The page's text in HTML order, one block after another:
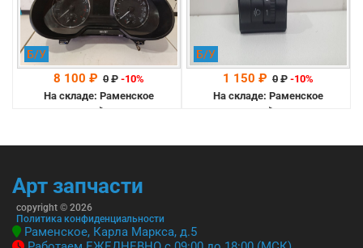
Б/У
8 100 ₽ 0 ₽ -10%
На складе: Раменское
-->
Б/У
1 150 ₽ 0 ₽ -10%
На складе: Раменское
-->
Арт запчасти
copyright © 2026
Политика конфиденциальности
Раменское, Карла Маркса, д.5